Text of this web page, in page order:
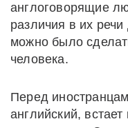
англоговорящие
различия в их
можно было
человека.
Перед
английский,